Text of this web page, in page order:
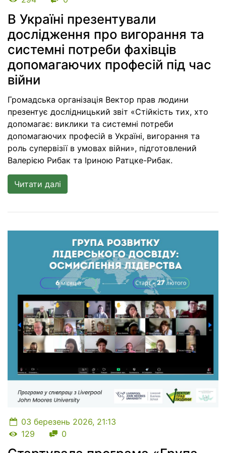
В Україні презентували
дослідження про вигорання та
системні потреби фахівців
допомагаючих професій під час
війни
Громадська організація Вектор прав людини
презентує дослідницький звіт «Стійкість тих, хто
допомагає: виклики та системні потреби
допомагаючих професій в Україні, вигорання та
роль супервізії в умовах війни», підготовлений
Валерією Рибак та Іриною Ратцке-Рибак.
Читати далі
03 березень 2026, 21:13
Кількість переглядів
129 Кількість коментарів
0